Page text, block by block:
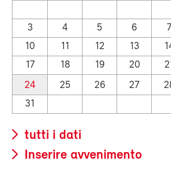
3
4 5 6 7
10
11 12 13
17
18 19 20
24
25 26 27
31
tutti i dati
Inserire avvenimento